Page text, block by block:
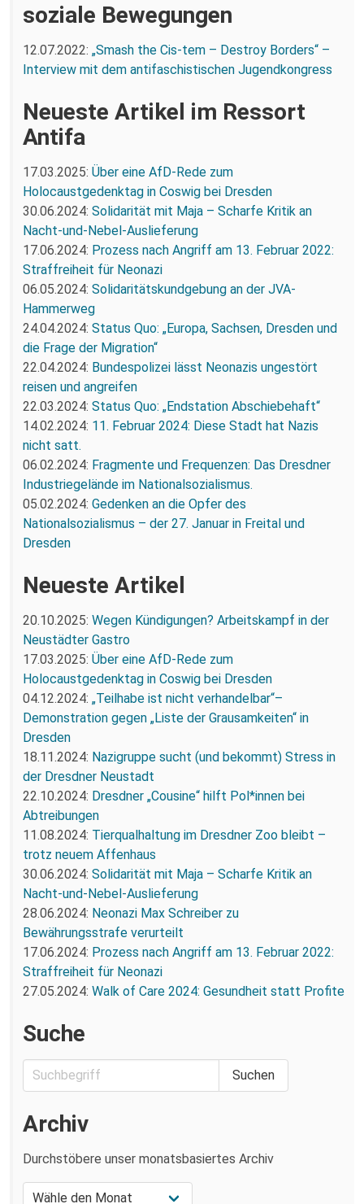
soziale Bewegungen
12.07.2022: „Smash the Cis-tem – Destroy Borders“ –
Interview mit dem antifaschistischen Jugendkongress
Neueste Artikel im Ressort
Antifa
17.03.2025: Über eine AfD-Rede zum
Holocaustgedenktag in Coswig bei Dresden
30.06.2024: Solidarität mit Maja – Scharfe Kritik an
Nacht-und-Nebel-Auslieferung
17.06.2024: Prozess nach Angriff am 13. Februar 2022:
Straffreiheit für Neonazi
06.05.2024: Solidaritätskundgebung an der JVA-
Hammerweg
24.04.2024: Status Quo: „Europa, Sachsen, Dresden und
die Frage der Migration“
22.04.2024: Bundespolizei lässt Neonazis ungestört
reisen und angreifen
22.03.2024: Status Quo: „Endstation Abschiebehaft“
14.02.2024: 11. Februar 2024: Diese Stadt hat Nazis
nicht satt.
06.02.2024: Fragmente und Frequenzen: Das Dresdner
Industriegelände im Nationalsozialismus.
05.02.2024: Gedenken an die Opfer des
Nationalsozialismus – der 27. Januar in Freital und
Dresden
Neueste Artikel
20.10.2025: Wegen Kündigungen? Arbeitskampf in der
Neustädter Gastro
17.03.2025: Über eine AfD-Rede zum
Holocaustgedenktag in Coswig bei Dresden
04.12.2024: „Teilhabe ist nicht verhandelbar“–
Demonstration gegen „Liste der Grausamkeiten“ in
Dresden
18.11.2024: Nazigruppe sucht (und bekommt) Stress in
der Dresdner Neustadt
22.10.2024: Dresdner „Cousine“ hilft Pol*innen bei
Abtreibungen
11.08.2024: Tierqualhaltung im Dresdner Zoo bleibt –
trotz neuem Affenhaus
30.06.2024: Solidarität mit Maja – Scharfe Kritik an
Nacht-und-Nebel-Auslieferung
28.06.2024: Neonazi Max Schreiber zu
Bewährungsstrafe verurteilt
17.06.2024: Prozess nach Angriff am 13. Februar 2022:
Straffreiheit für Neonazi
27.05.2024: Walk of Care 2024: Gesundheit statt Profite
Suche
Archiv
Durchstöbere unser monatsbasiertes Archiv